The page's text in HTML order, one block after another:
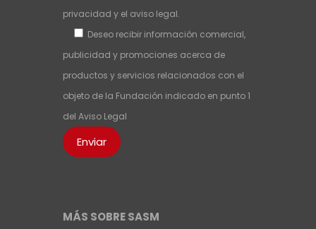
privacidad y el aviso legal.
Deseo recibir información comercial,
publicidad y promociones acerca de
productos y servicios relacionados con el
objeto de la Fundación indicado en punto 1
del Aviso Legal
MÁS SOBRE SASM